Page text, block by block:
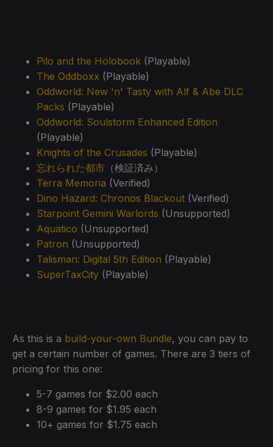
Pilo and the Holobook (Playable)
The Oddboxx (Playable)
Oddworld: New 'n' Tasty with Alf & Abe DLC
Packs (Playable)
Oddworld: Soulstorm Enhanced Edition
(Playable)
Knights of the Crusades (Playable)
忘れられた都市 （検証済み）
Terra Memoria (Verified)
Dino Hazard: Chronos Blackout (Verified)
Starpoint Gemini Warlords (Unsupported)
Aquatico (Unsupported)
Patron (Unsupported)
Talisman: Digital 5th Edition (Playable)
SuperTaxCity (Playable)
As this is a build-your-own Bundle, you can pay to
get a certain number of games. There are 3 tiers of
pricing for this one:
5-7 games for $2.00 each
8-9 games for $1.95 each
10+ games for $1.75 each